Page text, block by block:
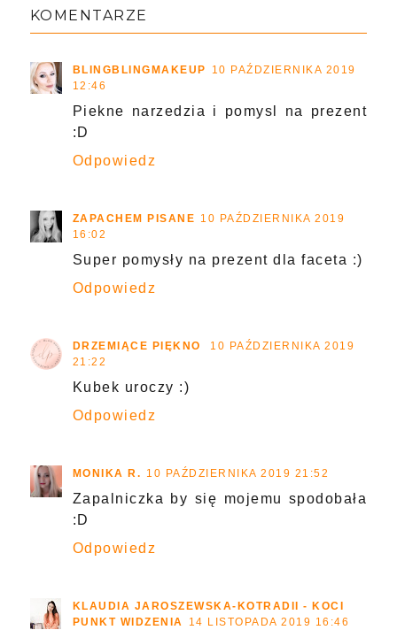
KOMENTARZE
BLINGBLINGMAKEUP
10 PAŹDZIERNIKA 2019
12:46
Piekne narzedzia i pomysl na prezent
:D
Odpowiedz
ZAPACHEM PISANE 10 PAŹDZIERNIKA 2019
16:02
Super pomysły na prezent dla faceta :)
Odpowiedz
DRZEMIĄCE PIĘKNO
10 PAŹDZIERNIKA 2019
21:22
Kubek uroczy :)
Odpowiedz
MONIKA R. 10 PAŹDZIERNIKA 2019 21:52
Zapalniczka by się mojemu spodobała
:D
Odpowiedz
KLAUDIA JAROSZEWSKA-KOTRADII - KOCI
PUNKT WIDZENIA
14 LISTOPADA 2019 16:46